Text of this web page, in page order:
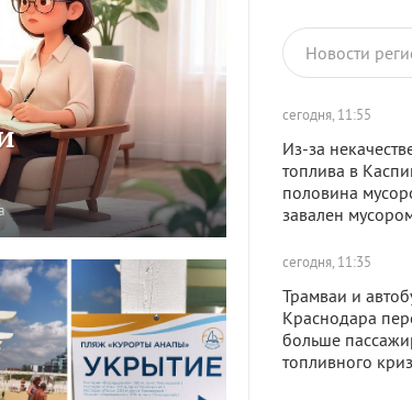
Новости
сегодня, 11:55
Из-за
топлива в
половина
завален
сегодня, 11:35
Трамваи и
Краснодара
больше
топливного